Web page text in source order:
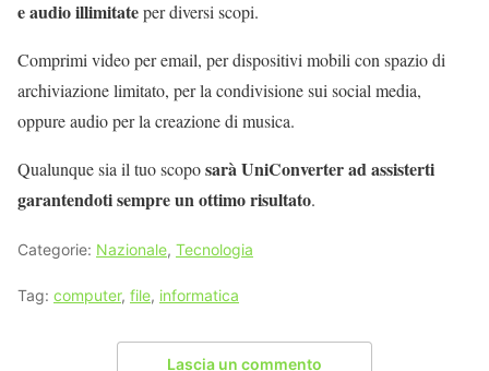
e audio illimitateper diversi scopi.
Comprimi video per email, per dispositivi mobili con spazio di
archiviazione limitato, per la condivisione sui social media,
oppure audio per la creazione di musica.
Qualunque sia il tuo scoposarà UniConverter ad assisterti
garantendoti sempre un ottimo risultato.
Categorie: Nazionale, Tecnologia
Tag: computer, file, informatica
Lascia un commento